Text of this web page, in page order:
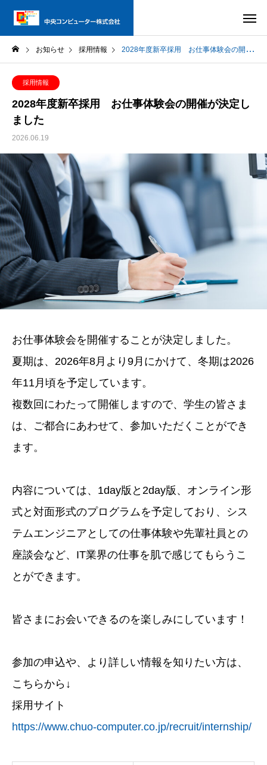
お知らせ 採用情報 2028年度新卒採用 お仕事体験会の開催が決定しました
採用情報
2028年度新卒採用 お仕事体験会の開催が決定し
ました
2026.06.19
お仕事体験会を開催することが決定しました。
夏期は、2026年8月より9月にかけて、冬期は2026
年11月頃を予定しています。
複数回にわたって開催しますので、学生の皆さま
は、ご都合にあわせて、参加いただくことができ
ます。
内容については、1day版と2day版、オンライン形
式と対面形式のプログラムを予定しており、シス
テムエンジニアとしての仕事体験や先輩社員との
座談会など、IT業界の仕事を肌で感じてもらうこ
とができます。
皆さまにお会いできるのを楽しみにしています！
参加の申込や、より詳しい情報を知りたい方は、
こちらから↓
採用サイト
https://www.chuo-computer.co.jp/recruit/internship/